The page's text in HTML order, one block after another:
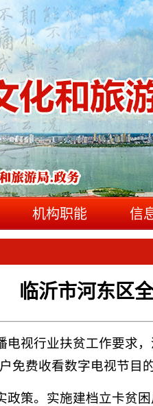
机构职能 信
临沂市河东区
电视行业扶贫工作要求
免费收看数字电视节目
政策。实施建档立卡贫